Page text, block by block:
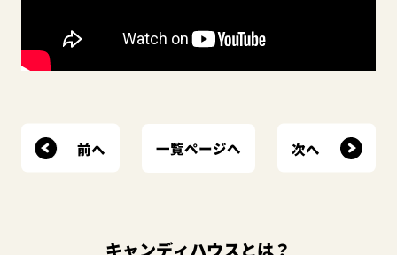
前へ 一覧ページへ 次へ
キャンディハウスとは？